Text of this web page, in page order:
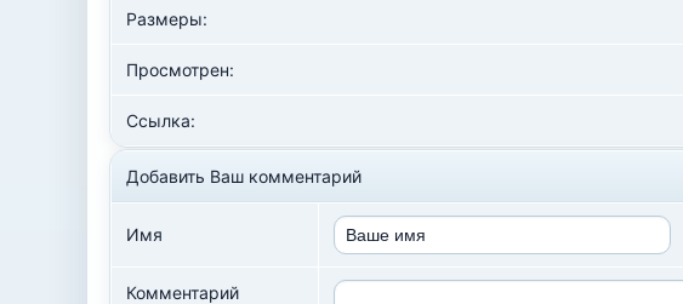
Размеры:
Просмотрен:
Ссылка:
Добавить Ваш комментарий
Имя
Комментарий